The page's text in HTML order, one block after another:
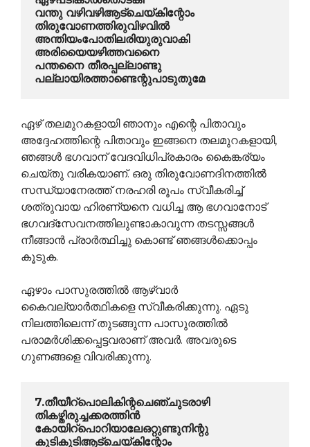
വന്തു വഴിവഴിആട്ചെയ്കിന്റോം
തിരുവോണത്തിരുവിഴവില്‍
അന്തിയംപോതിലരിയുരുവാകി
അരിയൈയഴിത്തവനൈ
പന്തനൈ തീരപ്പല്ലാണ്ടു
പല്ലായിരത്താണ്ടെന്റുപാടുതുമേ
ഏഴ് തലമുറകളായി ഞാനും എന്റെ പിതാവും
അദ്ദേഹത്തിന്റെ പിതാവും ഇങ്ങനെ തലമുറകളായി,
ഞങ്ങള്‍ ഭഗവാന് വേദവിധിപ്രകാരം കൈങ്കര്യം
ചെയ്തു വരികയാണ്. ഒരു തിരുവോണദിനത്തില്‍
സന്ധ്യാനേരത്ത് നരഹരി രൂപം സ്വീകരിച്ച്
ശത്രുവായ ഹിരണ്യനെ വധിച്ച ആ ഭഗവാനോട്
ഭഗവദ്സേവനത്തിലുണ്ടാകാവുന്ന തടസ്സങ്ങള്‍
നീങ്ങാന്‍ പ്രാര്‍ത്ഥിച്ചു കൊണ്ട് ഞങ്ങള്‍ക്കൊപ്പം
കൂടുക.
ഏഴാം പാസുരത്തില്‍ ആഴ്വാര്‍
കൈവല്യാര്‍ത്ഥികളെ സ്വീകരിക്കുന്നു. ഏടു
നിലത്തിലെന്ന് തുടങ്ങുന്ന പാസുരത്തില്‍
പരാമര്‍ശിക്കപ്പെട്ടവരാണ് അവര്‍. അവരുടെ
ഗുണങ്ങളെ വിവരിക്കുന്നു.
7.തീയീറ്പൊലികിന്റചെഞ്ചുടരാഴി
തികഴ്തിരുച്ചക്കരത്തിന്‍
കോയിറ്പൊറിയാലേഒറ്റുണ്ടുനിന്റു
കുടികുടിആട്ചെയ്കിന്റോം